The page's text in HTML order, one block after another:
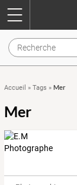
Accueil » Tags » Mer
Mer